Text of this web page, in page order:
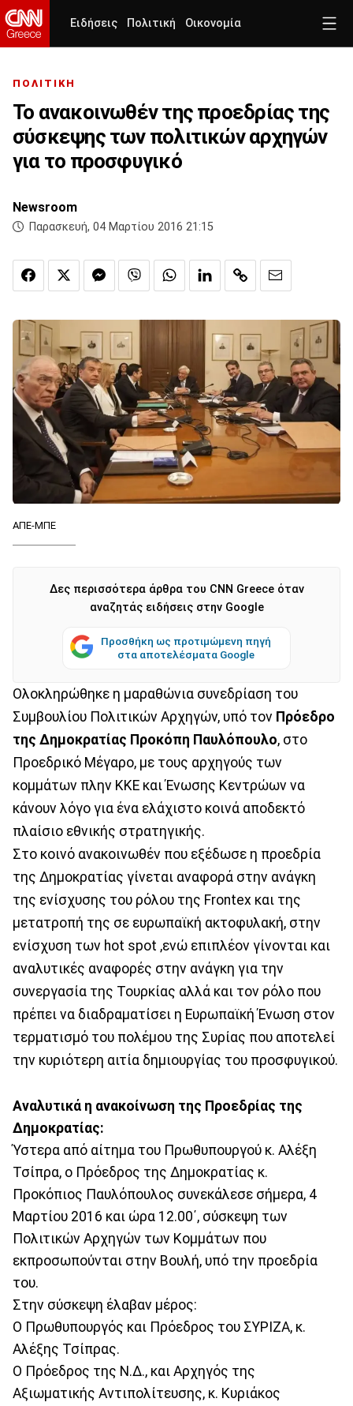
Ειδήσεις Πολιτική Οικονομία
ΠΟΛΙΤΙΚΗ
Το ανακοινωθέν της προεδρίας της
σύσκεψης των πολιτικών αρχηγών
για το προσφυγικό
Newsroom
Παρασκευή, 04 Μαρτίου 2016 21:15
ΑΠΕ-ΜΠΕ
Δες περισσότερα άρθρα του CNN Greece όταν
αναζητάς ειδήσεις στην Google
Προσθήκη ως προτιμώμενη πηγή
στα αποτελέσματα Google
Ολοκληρώθηκε η μαραθώνια συνεδρίαση του
Συμβουλίου Πολιτικών Αρχηγών, υπό τον Πρόεδρο
της Δημοκρατίας Προκόπη Παυλόπουλο, στο
Προεδρικό Μέγαρο, με τους αρχηγούς των
κομμάτων πλην ΚΚΕ και Ένωσης Κεντρώων να
κάνουν λόγο για ένα ελάχιστο κοινά αποδεκτό
πλαίσιο εθνικής στρατηγικής.
Στο κοινό ανακοινωθέν που εξέδωσε η προεδρία
της Δημοκρατίας γίνεται αναφορά στην ανάγκη
της ενίσχυσης του ρόλου της Frontex και της
μετατροπή της σε ευρωπαϊκή ακτοφυλακή, στην
ενίσχυση των hot spot ,ενώ επιπλέον γίνονται και
αναλυτικές αναφορές στην ανάγκη για την
συνεργασία της Τουρκίας αλλά και τον ρόλο που
πρέπει να διαδραματίσει η Ευρωπαϊκή Ένωση στον
τερματισμό του πολέμου της Συρίας που αποτελεί
την κυριότερη αιτία δημιουργίας του προσφυγικού.
Αναλυτικά η ανακοίνωση της Προεδρίας της
Δημοκρατίας:
Ύστερα από αίτημα του Πρωθυπουργού κ. Αλέξη
Τσίπρα, ο Πρόεδρος της Δημοκρατίας κ.
Προκόπιος Παυλόπουλος συνεκάλεσε σήμερα, 4
Μαρτίου 2016 και ώρα 12.00΄, σύσκεψη των
Πολιτικών Αρχηγών των Κομμάτων που
εκπροσωπούνται στην Βουλή, υπό την προεδρία
του.
Στην σύσκεψη έλαβαν μέρος:
Ο Πρωθυπουργός και Πρόεδρος του ΣΥΡΙΖΑ, κ.
Αλέξης Τσίπρας.
Ο Πρόεδρος της Ν.Δ., και Αρχηγός της
Αξιωματικής Αντιπολίτευσης, κ. Κυριάκος